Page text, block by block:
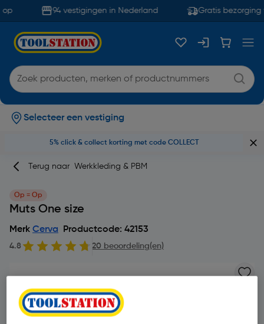
94 vestigingen in Nederland Gratis bezorging
Selecteer een vestiging
5% click & collect korting met code COLLECT
Terug naar Werkkleding & PBM
Op = Op
Muts One size
Merk Cerva Productcode: 42153
4.8 20 beoordeling(en)